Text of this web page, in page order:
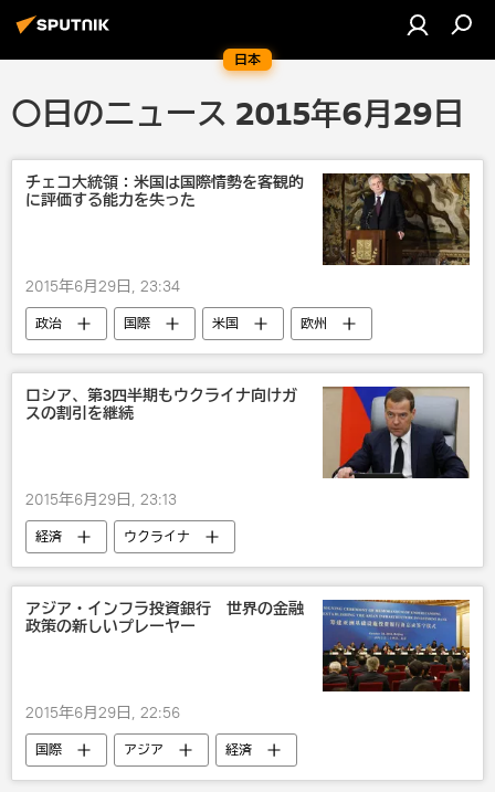
日本
〇日のニュース 2015年6月29日
チェコ大統領：米国は国際情勢を客観的
に評価する能力を失った
2015年6月29日, 23:34
政治 国際 米国 欧州
ロシア、第3四半期もウクライナ向けガ
スの割引を継続
2015年6月29日, 23:13
経済 ウクライナ
アジア・インフラ投資銀行 世界の金融
政策の新しいプレーヤー
2015年6月29日, 22:56
国際 アジア
経済
アジア・インフラ投資銀行